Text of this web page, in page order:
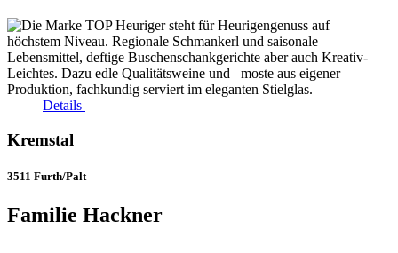
Details
Kremstal
3511 Furth/Palt
Familie Hackner